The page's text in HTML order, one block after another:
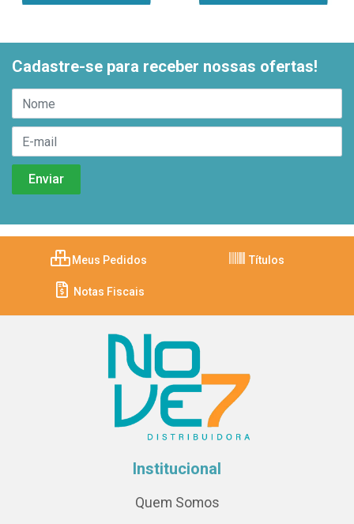
Cadastre-se para receber nossas ofertas!
Meus Pedidos Títulos
Notas Fiscais
Institucional
Quem Somos